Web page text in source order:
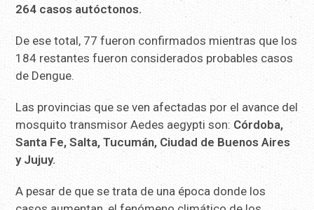
264 casos autóctonos.
De ese total, 77 fueron confirmados mientras que los
184 restantes fueron considerados probables casos
de Dengue.
Las provincias que se ven afectadas por el avance del
mosquito transmisor Aedes aegypti son: Córdoba,
Santa Fe, Salta, Tucumán, Ciudad de Buenos Aires
y Jujuy.
A pesar de que se trata de una época donde los